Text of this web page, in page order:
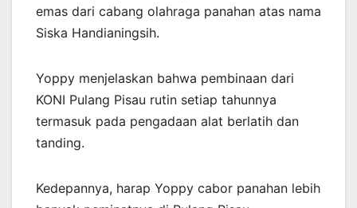
emas dari cabang olahraga panahan atas nama
Siska Handianingsih.
Yoppy menjelaskan bahwa pembinaan dari
KONI Pulang Pisau rutin setiap tahunnya
termasuk pada pengadaan alat berlatih dan
tanding.
Kedepannya, harap Yoppy cabor panahan lebih